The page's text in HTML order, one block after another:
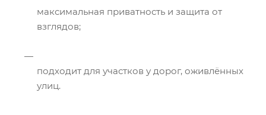
максимальная приватность и защита от
взглядов;
подходит для участков у дорог, оживлённых
улиц.